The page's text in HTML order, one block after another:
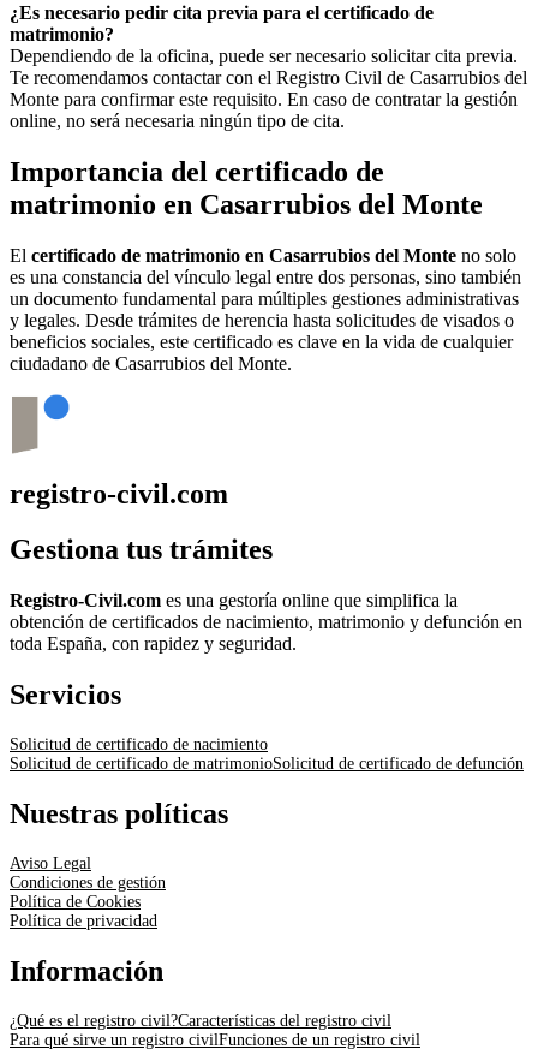
¿Es necesario pedir cita previa para el certificado de
matrimonio?
Dependiendo de la oficina, puede ser necesario solicitar cita previa.
Te recomendamos contactar con el Registro Civil de Casarrubios del
Monte para confirmar este requisito. En caso de contratar la gestión
online, no será necesaria ningún tipo de cita.
Importancia del certificado de
matrimonio en Casarrubios del Monte
El certificado de matrimonio en Casarrubios del Monte no solo
es una constancia del vínculo legal entre dos personas, sino también
un documento fundamental para múltiples gestiones administrativas
y legales. Desde trámites de herencia hasta solicitudes de visados o
beneficios sociales, este certificado es clave en la vida de cualquier
ciudadano de Casarrubios del Monte.
registro-civil.com
Gestiona tus trámites
Registro-Civil.com es una gestoría online que simplifica la
obtención de certificados de nacimiento, matrimonio y defunción en
toda España, con rapidez y seguridad.
Servicios
Solicitud de certificado de nacimiento
Solicitud de certificado de matrimonioSolicitud de certificado de defunción
Nuestras políticas
Aviso Legal
Condiciones de gestión
Política de Cookies
Política de privacidad
Información
¿Qué es el registro civil?Características del registro civil
Para qué sirve un registro civilFunciones de un registro civil